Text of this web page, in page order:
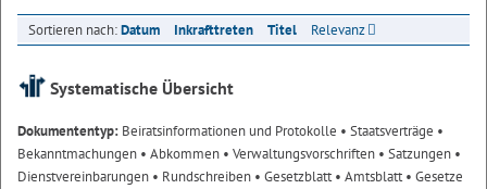
Sortieren nach:Datum Inkrafttreten Titel Relevanz
Systematische Übersicht
Dokumententyp: Beiratsinformationen und Protokolle • Staatsverträge •
Bekanntmachungen • Abkommen • Verwaltungsvorschriften • Satzungen •
Dienstvereinbarungen • Rundschreiben • Gesetzblatt• Amtsblatt• Gesetze